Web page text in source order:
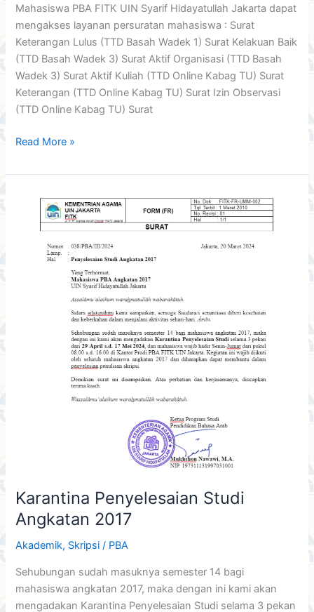
Mahasiswa PBA FITK UIN Syarif Hidayatullah Jakarta dapat
mengakses layanan persuratan mahasiswa : Surat
Keterangan Lulus (TTD Basah Wadek 1) Surat Kelakuan Baik
(TTD Basah Wadek 3) Surat Aktif Organisasi (TTD Basah
Wadek 3) Surat Aktif Kuliah (TTD Online Kabag TU) Surat
Keterangan (TTD Online Kabag TU) Surat Izin Observasi
(TTD Online Kabag TU) Surat
Read More »
Karantina Penyelesaian Studi
Angkatan 2017
Akademik, Skripsi / PBA
Sehubungan sudah masuknya semester 14 bagi
mahasiswa angkatan 2017, maka dengan ini kami akan
mengadakan Karantina Penyelesaian Studi selama 3 pekan
Karantina
Penyelesaian
Angkatan